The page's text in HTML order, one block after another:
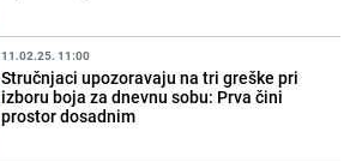
11.02.25. 11:00
Stručnjaci upozoravaju na tri greške pri
izboru boja za dnevnu sobu: Prva čini
prostor dosadnim